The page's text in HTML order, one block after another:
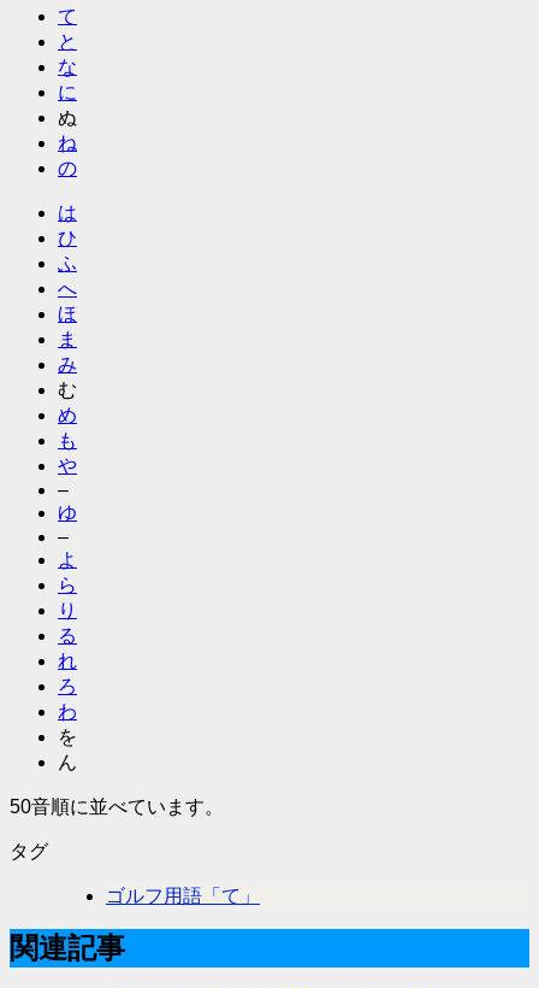
て
と
な
に
ぬ
ね
の
は
ひ
ふ
へ
ほ
ま
み
む
め
も
や
–
ゆ
–
よ
ら
り
る
れ
ろ
わ
を
ん
50音順に並べています。
タグ
ゴルフ用語「て」
関連記事